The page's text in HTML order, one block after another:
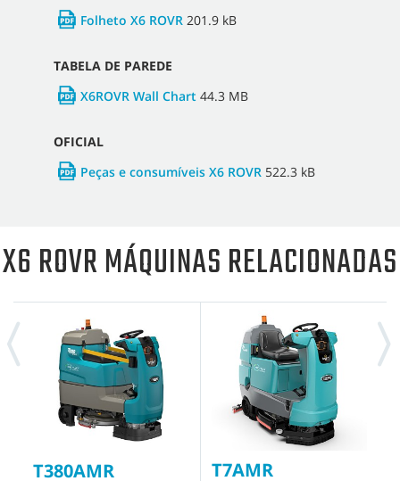
Folheto X6 ROVR 201.9 kB
TABELA DE PAREDE
X6ROVR Wall Chart 44.3 MB
OFICIAL
Peças e consumíveis X6 ROVR 522.3 kB
X6 ROVR MÁQUINAS RELACIONADAS
T380AMR T7AMR